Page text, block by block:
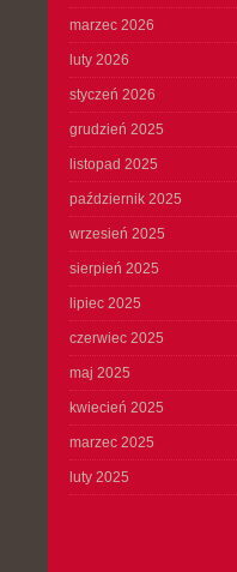
marzec 2026
luty 2026
styczeń 2026
grudzień 2025
listopad 2025
październik 2025
wrzesień 2025
sierpień 2025
lipiec 2025
czerwiec 2025
maj 2025
kwiecień 2025
marzec 2025
luty 2025